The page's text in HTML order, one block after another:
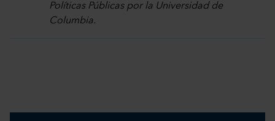
Políticas Públicas por la Universidad de
Columbia.